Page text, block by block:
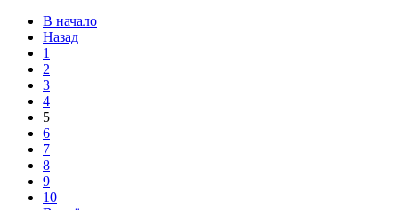
В начало
Назад
1
2
3
4
5
6
7
8
9
10